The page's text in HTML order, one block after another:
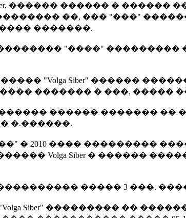
������ ������ �
��, ��� "���"
�������.
"����"
"Volga Siber" ������
������� � ���, �����
������ �������
�.������.
2010 ���� ���������
Volga Siber � ������
����� 3 ���.
Siber" ��������� ��